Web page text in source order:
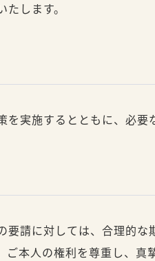
します。
実施するとともに、必要
請に対しては、合理的な
本人の権利を尊重し、真